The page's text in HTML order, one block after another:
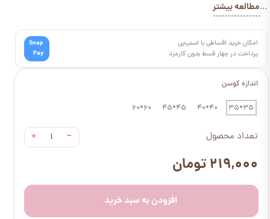
اندازه کوسن
35*35
40*40
45*45
60*60
تعداد محصول −
+
۲۱۹,۰۰۰ تومان
افزودن به سبد خرید
...مطالعه بیشتر
امکان خرید اقساطی با اسنپ‌پی
پرداخت در چهار قسط بدون کارمزد
Snap
Pay